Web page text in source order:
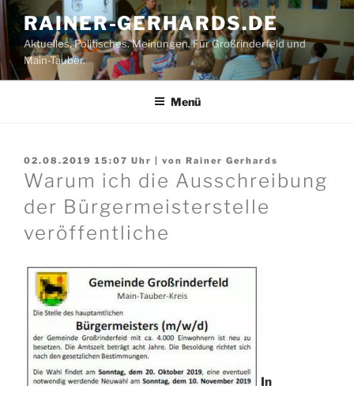
Zum
Inhalt
springen
RAINER-GERHARDS.DE
Aktuelles. Politisches. Meinungen. Für Großrinderfeld und
Main-Tauber.
Menü
02.08.2019 15:07 Uhr | von Rainer Gerhards
Warum ich die Ausschreibung
der Bürgermeisterstelle
veröffentliche
In